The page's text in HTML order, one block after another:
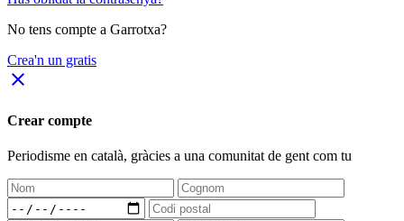
No tens compte a Garrotxa?
Crea'n un gratis
close
Crear compte
Periodisme en català, gràcies a una comunitat de gent com tu